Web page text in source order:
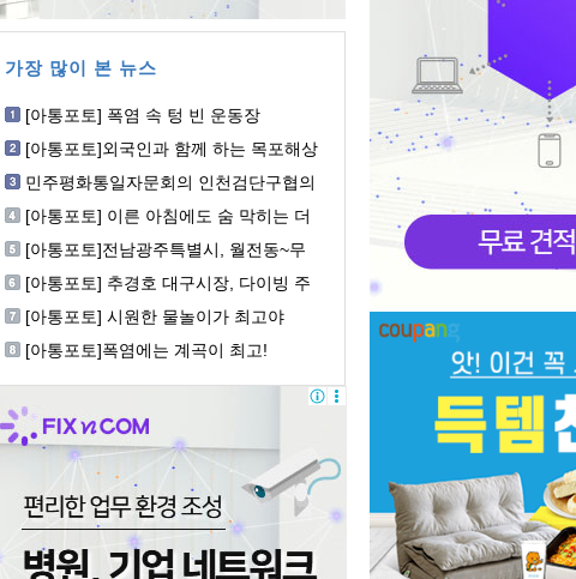
가장 많이 본 뉴스
[아통포토] 폭염 속 텅 빈 운동장
[아통포토]외국인과 함께 하는 목포해상
민주평화통일자문회의 인천검단구협의
[아통포토] 이른 아침에도 숨 막히는 더
[아통포토]전남광주특별시, 월전동~무
[아통포토] 추경호 대구시장, 다이빙 주
[아통포토] 시원한 물놀이가 최고야
[아통포토]폭염에는 계곡이 최고!